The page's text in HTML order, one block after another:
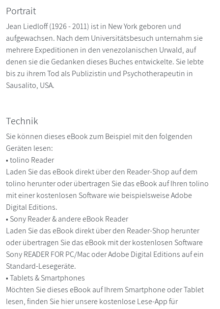
Portrait
Jean Liedloff (1926 - 2011) ist in New York geboren und
aufgewachsen. Nach dem Universitätsbesuch unternahm sie
mehrere Expeditionen in den venezolanischen Urwald, auf
denen sie die Gedanken dieses Buches entwickelte. Sie lebte
bis zu ihrem Tod als Publizistin und Psychotherapeutin in
Sausalito, USA.
Technik
Sie können dieses eBook zum Beispiel mit den folgenden
Geräten lesen:
• tolino Reader
Laden Sie das eBook direkt über den Reader-Shop auf dem
tolino herunter oder übertragen Sie das eBook auf Ihren tolino
mit einer kostenlosen Software wie beispielsweise Adobe
Digital Editions.
• Sony Reader & andere eBook Reader
Laden Sie das eBook direkt über den Reader-Shop herunter
oder übertragen Sie das eBook mit der kostenlosen Software
Sony READER FOR PC/Mac oder Adobe Digital Editions auf ein
Standard-Lesegeräte.
• Tablets & Smartphones
Möchten Sie dieses eBook auf Ihrem Smartphone oder Tablet
lesen, finden Sie hier unsere kostenlose Lese-App für